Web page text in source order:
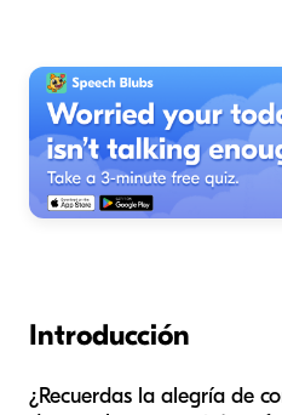
Introducción
¿Recuerdas la alegría de